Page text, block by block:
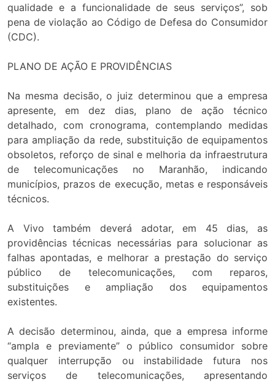
qualidade e a funcionalidade de seus serviços”, sob
pena de violação ao Código de Defesa do Consumidor
(CDC).
PLANO DE AÇÃO E PROVIDÊNCIAS
Na mesma decisão, o juiz determinou que a empresa
apresente, em dez dias, plano de ação técnico
detalhado, com cronograma, contemplando medidas
para ampliação da rede, substituição de equipamentos
obsoletos, reforço de sinal e melhoria da infraestrutura
de telecomunicações no Maranhão, indicando
municípios, prazos de execução, metas e responsáveis
técnicos.
A Vivo também deverá adotar, em 45 dias, as
providências técnicas necessárias para solucionar as
falhas apontadas, e melhorar a prestação do serviço
público de telecomunicações, com reparos,
substituições e ampliação dos equipamentos
existentes.
A decisão determinou, ainda, que a empresa informe
“ampla e previamente” o público consumidor sobre
qualquer interrupção ou instabilidade futura nos
serviços de telecomunicações, apresentando